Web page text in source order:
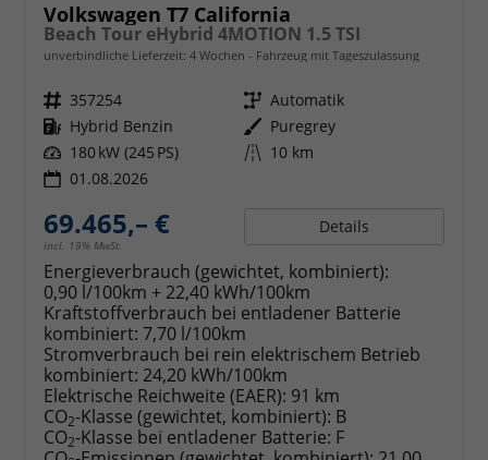
Volkswagen T7 California
Beach Tour eHybrid 4MOTION 1.5 TSI
unverbindliche Lieferzeit: 4 Wochen Fahrzeug mit Tageszulassung
Fahrzeugnr. 357254 Getriebe Automatik
Kraftstoff Hybrid Benzin Außenfarbe Puregrey
Leistung 180 kW (245 PS) Kilometerstand 10 km
01.08.2026
69.465,– €
incl. 19% MwSt.
Details
Energieverbrauch (gewichtet, kombiniert):
0,90 l/100km + 22,40 kWh/100km
Kraftstoffverbrauch bei entladener Batterie
kombiniert: 7,70 l/100km
Stromverbrauch bei rein elektrischem Betrieb
kombiniert: 24,20 kWh/100km
Elektrische Reichweite (EAER): 91 km
CO2-Klasse (gewichtet, kombiniert): B
CO2-Klasse bei entladener Batterie: F